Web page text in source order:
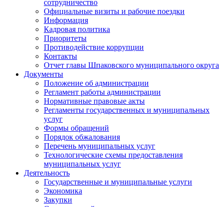
сотрудничество
Официальные визиты и рабочие поездки
Информация
Кадровая политика
Приоритеты
Противодействие коррупции
Контакты
Отчет главы Шпаковского муниципального округа
Документы
Положение об администрации
Регламент работы администрации
Нормативные правовые акты
Регламенты государственных и муниципальных
услуг
Формы обращений
Порядок обжалования
Перечень муниципальных услуг
Технологические схемы предоставления
муниципальных услуг
Деятельность
Государственные и муниципальные услуги
Экономика
Закупки